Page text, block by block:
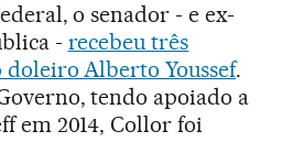
o senador - e ex-
- recebeu três
Alberto Youssef.
tendo apoiado a
em 2014, Collor foi